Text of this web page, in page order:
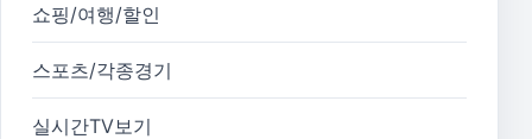
쇼핑/여행/할인
스포츠/각종경기
실시간TV보기